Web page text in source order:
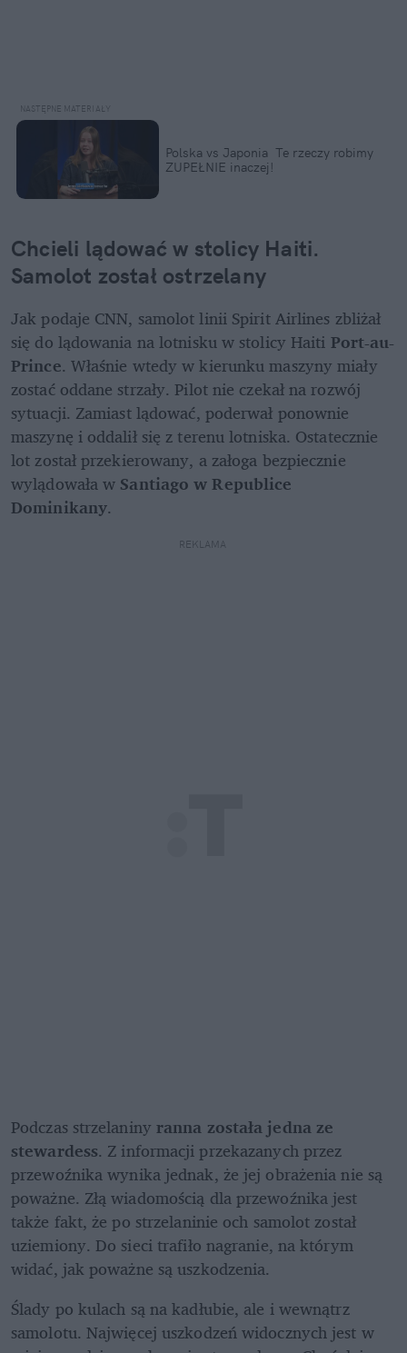
Polska vs Japonia  Te rzeczy robimy
ZUPEŁNIE inaczej!
Chcieli lądować w stolicy Haiti.
Samolot został ostrzelany
Jak podaje CNN, samolot linii Spirit Airlines zbliżał
się do lądowania na lotnisku w stolicy Haiti Port-au-
Prince. Właśnie wtedy w kierunku maszyny miały
zostać oddane strzały. Pilot nie czekał na rozwój
sytuacji. Zamiast lądować, poderwał ponownie
maszynę i oddalił się z terenu lotniska. Ostatecznie
lot został przekierowany, a załoga bezpiecznie
wylądowała w Santiago w Republice
Dominikany.
REKLAMA
Podczas strzelaniny ranna została jedna ze
stewardess. Z informacji przekazanych przez
przewoźnika wynika jednak, że jej obrażenia nie są
poważne. Złą wiadomością dla przewoźnika jest
także fakt, że po strzelaninie och samolot został
uziemiony. Do sieci trafiło nagranie, na którym
widać, jak poważne są uszkodzenia.
Ślady po kulach są na kadłubie, ale i wewnątrz
samolotu. Najwięcej uszkodzeń widocznych jest w